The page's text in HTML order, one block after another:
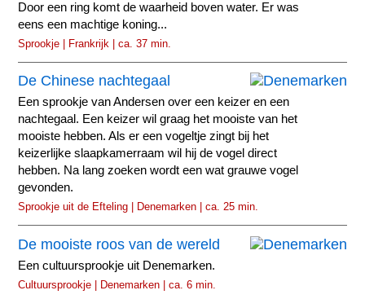
Door een ring komt de waarheid boven water. Er was
eens een machtige koning...
Sprookje | Frankrijk | ca. 37 min.
De Chinese nachtegaal
Een sprookje van Andersen over een keizer en een
nachtegaal. Een keizer wil graag het mooiste van het
mooiste hebben. Als er een vogeltje zingt bij het
keizerlijke slaapkamerraam wil hij de vogel direct
hebben. Na lang zoeken wordt een wat grauwe vogel
gevonden.
Sprookje uit de Efteling | Denemarken | ca. 25 min.
De mooiste roos van de wereld
Een cultuursprookje uit Denemarken.
Cultuursprookje | Denemarken | ca. 6 min.